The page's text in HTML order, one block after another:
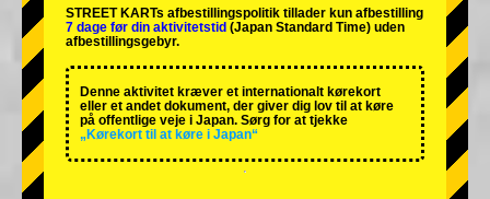
STREET KARTs afbestillingspolitik tillader kun afbestilling
7 dage før din aktivitetstid (Japan Standard Time) uden
afbestillingsgebyr.
Denne aktivitet kræver et internationalt kørekort
eller et andet dokument, der giver dig lov til at køre
på offentlige veje i Japan. Sørg for at tjekke
„Kørekort til at køre i Japan“